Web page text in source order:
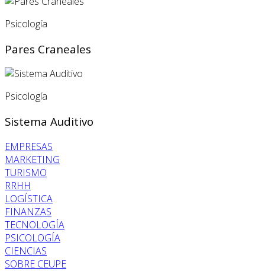
Psicología
Pares Craneales
Psicología
Sistema Auditivo
EMPRESAS
MARKETING
TURISMO
RRHH
LOGÍSTICA
FINANZAS
TECNOLOGÍA
PSICOLOGÍA
CIENCIAS
SOBRE CEUPE